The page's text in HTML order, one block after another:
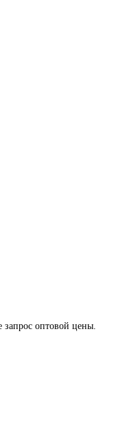
оптовой цены.